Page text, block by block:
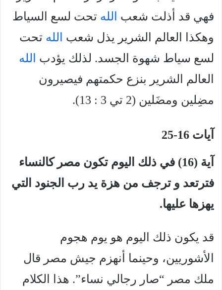
فهي قد أذلت شعب
الله تحت لسع السياط
وهكذا العالم الشرير يذل شعب
الله تحت
لسع سياط شهوة الجسد. لذلك يؤدب
الله
العالم الشرير بنزع حكمتهم فيصيرون
مضِلين ومضَلين (2 تي 3 : 13).
آيات 16-25
آية (16) في ذلك اليوم تكون مصر كالنساء
فترتعد و ترجف من هزة يد رب الجنود التي
يهزها عليها.
قد يكون ذلك اليوم هو يوم هجوم
الأشوريين، وحينما أنهزم جيش مصر قال
ملك مصر “صار رجالي نساء”. هذا الكلام